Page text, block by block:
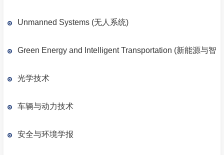
Unmanned Systems (无人系统)
Green Energy and Intelligent Transportation (新能源与智
光学技术
车辆与动力技术
安全与环境学报